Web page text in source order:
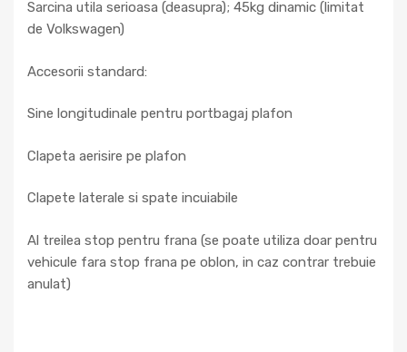
Sarcina utila serioasa (deasupra); 45kg dinamic (limitat
de Volkswagen)
Accesorii standard:
Sine longitudinale pentru portbagaj plafon
Clapeta aerisire pe plafon
Clapete laterale si spate incuiabile
Al treilea stop pentru frana (se poate utiliza doar pentru
vehicule fara stop frana pe oblon, in caz contrar trebuie
anulat)